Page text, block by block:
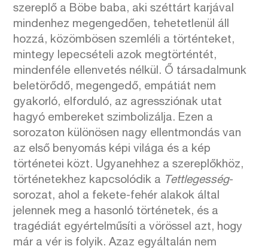
szereplő a Böbe baba, aki széttárt karjával
mindenhez megengedően, tehetetlenül áll
hozzá, közömbösen szemléli a történteket,
mintegy lepecsételi azok megtörténtét,
mindenféle ellenvetés nélkül. Ő társadalmunk
beletörődő, megengedő, empátiát nem
gyakorló, elforduló, az agressziónak utat
hagyó embereket szimbolizálja. Ezen a
sorozaton különösen nagy ellentmondás van
az első benyomás képi világa és a kép
történetei közt. Ugyanehhez a szereplőkhöz,
történetekhez kapcsolódik a Tettlegesség-
sorozat, ahol a fekete-fehér alakok által
jelennek meg a hasonló történetek, és a
tragédiát egyértelműsíti a vörössel azt, hogy
már a vér is folyik. Azaz egyáltalán nem